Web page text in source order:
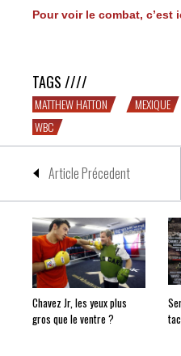
Pour voir le combat, c’est
TAGS ////
MATTHEW HATTON MEXIQUE
WBC
Article Précedent
Chavez Jr, les yeux plus
gros que le ventre ?